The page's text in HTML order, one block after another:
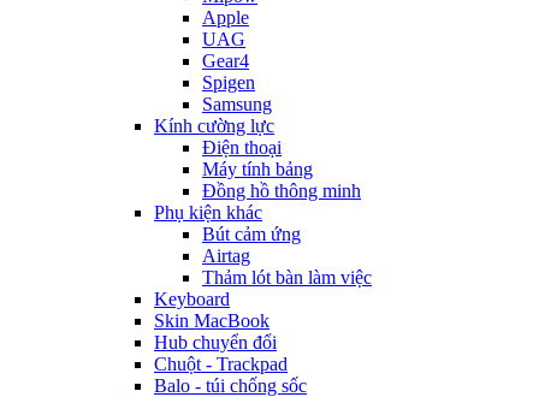
Apple
UAG
Gear4
Spigen
Samsung
Kính cường lực
Điện thoại
Máy tính bảng
Đồng hồ thông minh
Phụ kiện khác
Bút cảm ứng
Airtag
Thảm lót bàn làm việc
Keyboard
Skin MacBook
Hub chuyển đổi
Chuột - Trackpad
Balo - túi chống sốc